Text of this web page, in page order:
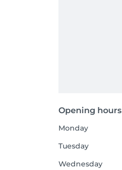
Opening hours
Monday
Tuesday
Wednesday